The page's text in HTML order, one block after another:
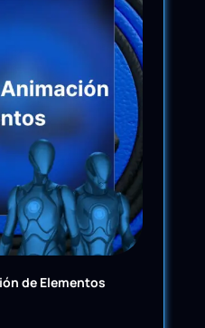
de Elementos